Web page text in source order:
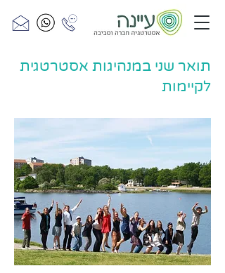
תואר שני במנהיגות אסטרטגית
לקיימות